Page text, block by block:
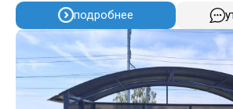
подробнее